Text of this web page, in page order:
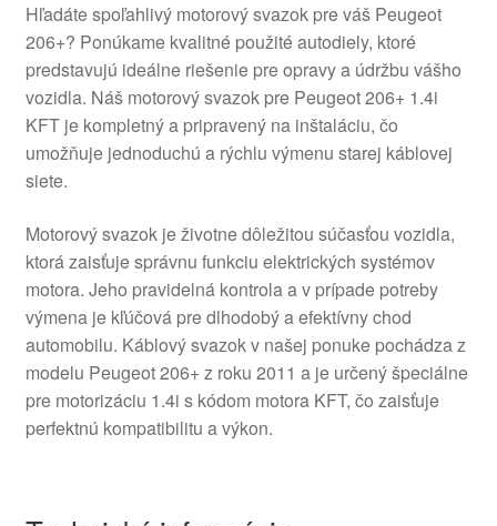
Hľadáte spoľahlivý motorový svazok pre váš Peugeot
206+? Ponúkame kvalitné použité autodiely, ktoré
predstavujú ideálne riešenie pre opravy a údržbu vášho
vozidla. Náš motorový svazok pre Peugeot 206+ 1.4i
KFT je kompletný a pripravený na inštaláciu, čo
umožňuje jednoduchú a rýchlu výmenu starej káblovej
siete.
Motorový svazok je životne dôležitou súčasťou vozidla,
ktorá zaisťuje správnu funkciu elektrických systémov
motora. Jeho pravidelná kontrola a v prípade potreby
výmena je kľúčová pre dlhodobý a efektívny chod
automobilu. Káblový svazok v našej ponuke pochádza z
modelu Peugeot 206+ z roku 2011 a je určený špeciálne
pre motorizáciu 1.4i s kódom motora KFT, čo zaisťuje
perfektnú kompatibilitu a výkon.